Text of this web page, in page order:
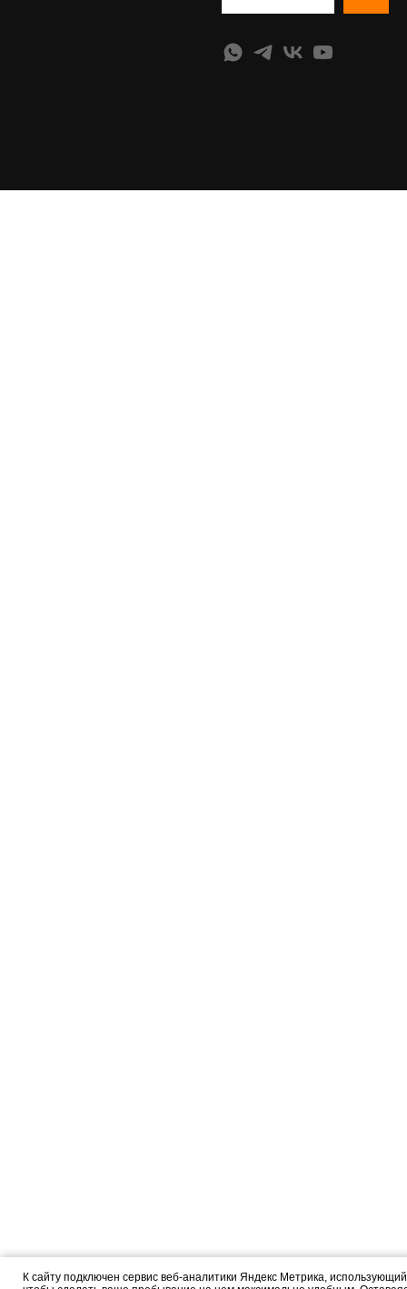
К сайту подключен сервис веб-аналитики Яндекс Метрика,